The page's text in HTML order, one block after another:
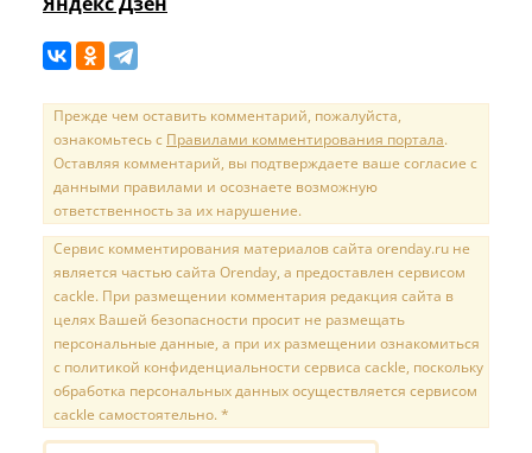
Прежде чем оставить комментарий, пожалуйста,
ознакомьтесь с Правилами комментирования портала.
Оставляя комментарий, вы подтверждаете ваше согласие с
данными правилами и осознаете возможную
ответственность за их нарушение.
Сервис комментирования материалов сайта orenday.ru не
является частью сайта Orenday, а предоставлен сервисом
cackle. При размещении комментария редакция сайта в
целях Вашей безопасности просит не размещать
персональные данные, а при их размещении ознакомиться
с политикой конфиденциальности сервиса cackle, поскольку
обработка персональных данных осуществляется сервисом
cackle самостоятельно. *